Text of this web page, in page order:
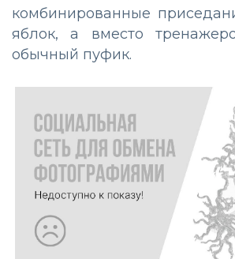
комбинированные
яблок, а вместо
обычный пуфик.